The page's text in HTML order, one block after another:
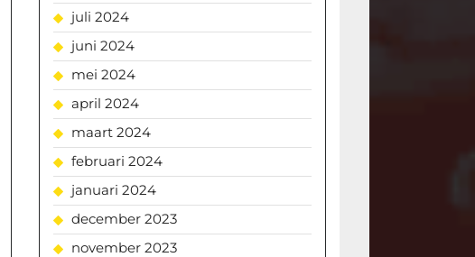
juli 2024
juni 2024
mei 2024
april 2024
maart 2024
februari 2024
januari 2024
december 2023
november 2023